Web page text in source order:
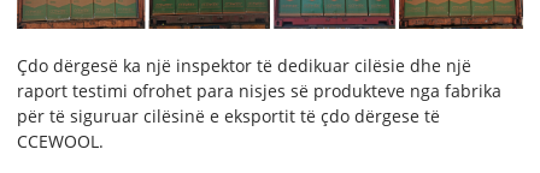
Çdo dërgesë ka një inspektor të dedikuar cilësie dhe një
raport testimi ofrohet para nisjes së produkteve nga fabrika
për të siguruar cilësinë e eksportit të çdo dërgese të
CCEWOOL.